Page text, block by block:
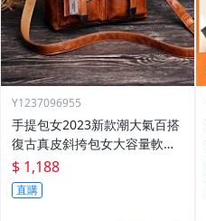
Y1237096955
手提包女2023新款潮大氣百搭
復古真皮斜挎包女大容量軟皮
單肩大包
$ 1,188
直購